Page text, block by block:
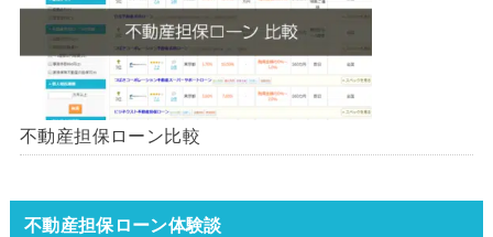
不動産担保ローン比較
不動産担保ローン体験談